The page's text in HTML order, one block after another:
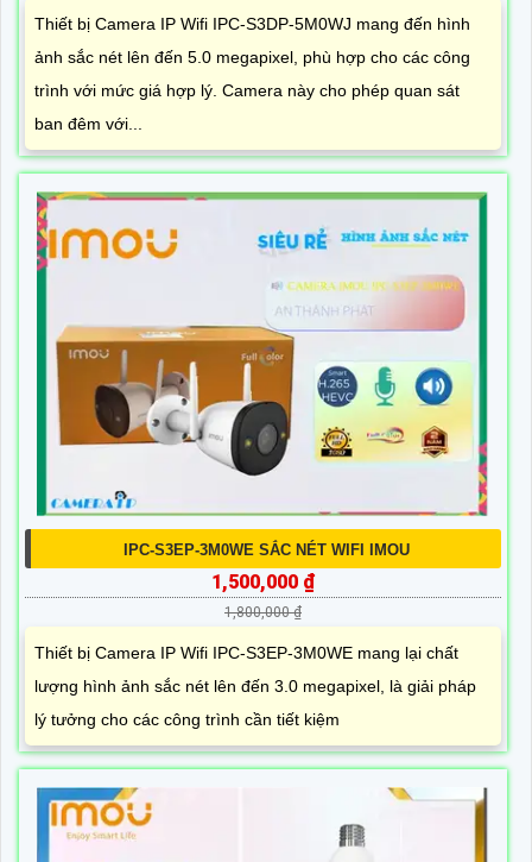
Thiết bị Camera IP Wifi IPC-S3DP-5M0WJ mang đến hình
ảnh sắc nét lên đến 5.0 megapixel, phù hợp cho các công
trình với mức giá hợp lý. Camera này cho phép quan sát
ban đêm với...
IPC-S3EP-3M0WE SẮC NÉT WIFI IMOU
1,500,000 ₫
1,800,000 ₫
Thiết bị Camera IP Wifi IPC-S3EP-3M0WE mang lại chất
lượng hình ảnh sắc nét lên đến 3.0 megapixel, là giải pháp
lý tưởng cho các công trình cần tiết kiệm